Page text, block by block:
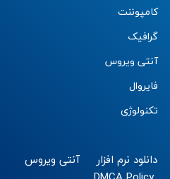
کامپوننت
گرافیک
آنتی ویروس
فایروال
تکنولوژی
دانلود نرم افزار
آنتی ویروس